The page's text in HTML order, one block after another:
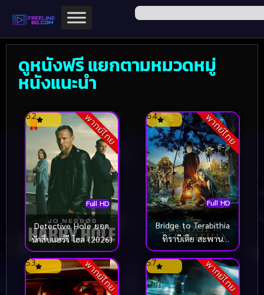
ดูหนังฟรี แยกตามหมวดหมู่
หนังแนะนำ
พากย์ไทย
Full HD
6.2
Detective Hole ยอด
นักสืบแฮร์รี โฮล (2026)
พากย์ไทย
Full HD
6.4
Bridge to Terabithia
ทิราบีเตีย สะพาน
มหัศจรรย์ (2007)
พากย์ไทย
5.3 พากย์ไทย
5.7